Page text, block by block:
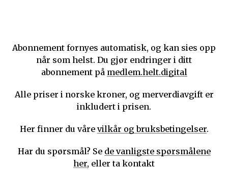
Abonnement fornyes automatisk, og kan sies opp
når som helst. Du gjør endringer i ditt
abonnement på medlem.helt.digital
Alle priser i norske kroner, og merverdiavgift er
inkludert i prisen.
Her finner du våre vilkår og bruksbetingelser.
Har du spørsmål? Se de vanligste spørsmålene
her, eller ta kontakt